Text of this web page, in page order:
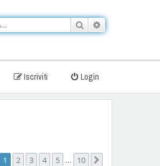
Cerca
Login
Iscriviti
1 di10
1 2 3 4 5 10